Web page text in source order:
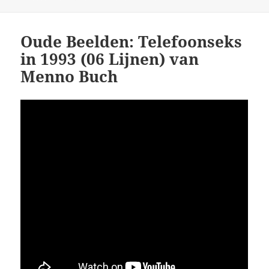
Oude Beelden: Telefoonseks
in 1993 (06 Lijnen) van
Menno Buch